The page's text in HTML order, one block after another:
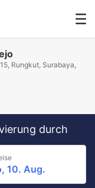
Rungkut, Surabaya,
durch
10. Aug.